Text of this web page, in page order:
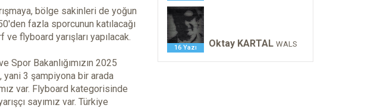
bölge sakinleri de yoğun
fazla sporcunun katılacağı
flyboard yarışları yapılacak.
Spor Bakanlığımızın 2025
yani 3 şampiyona bir arada
var. Flyboard kategorisinde
sayımız var. Türkiye
16 Yazı Oktay KARTAL WALS